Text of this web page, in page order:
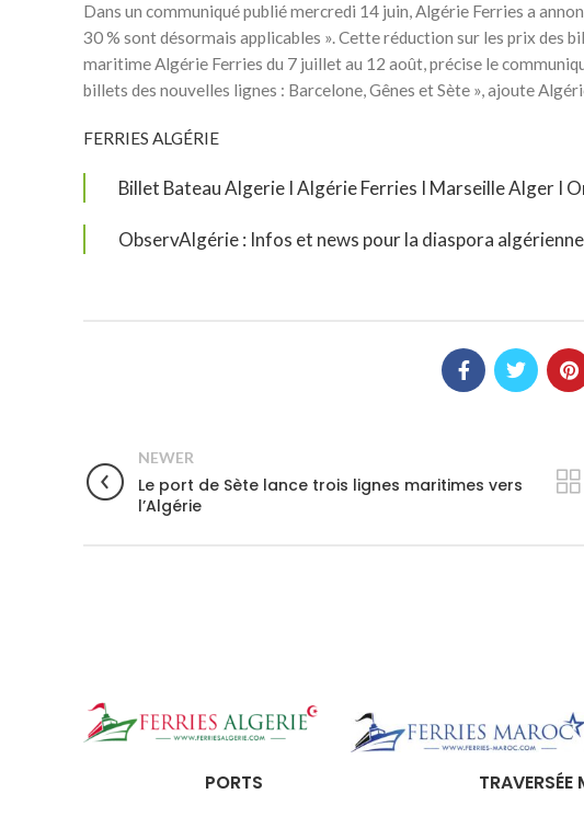
Dans un communiqué publié mercredi 14 juin, Algérie Ferries a
30 % sont désormais applicables ». Cette réduction sur les prix des
maritime Algérie Ferries du 7 juillet au 12 août, précise le
billets des nouvelles lignes : Barcelone, Gênes et Sète », ajoute
FERRIES ALGÉRIE
Billet Bateau Algerie I Algérie Ferries I Marseille Alger I
ObservAlgérie : Infos et news pour la diaspora algérienne
NEWER
Le port de Sète lance trois lignes maritimes vers
l’Algérie
PORTS TRAVERSÉE